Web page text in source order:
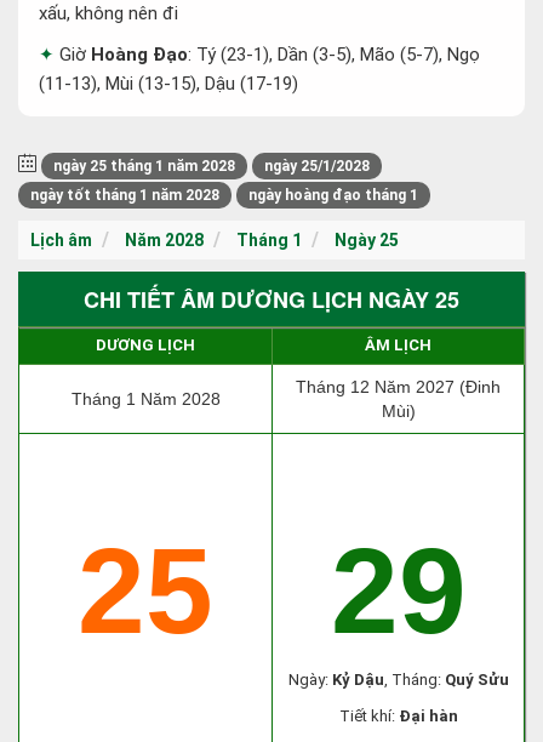
xấu, không nên đi
Giờ Hoàng Đạo: Tý (23-1), Dần (3-5), Mão (5-7), Ngọ
(11-13), Mùi (13-15), Dậu (17-19)
ngày 25 tháng 1 năm 2028
ngày 25/1/2028
ngày tốt tháng 1 năm 2028
ngày hoàng đạo tháng 1
Lịch âm Năm 2028 Tháng 1 Ngày 25
CHI TIẾT ÂM DƯƠNG LỊCH NGÀY 25
DƯƠNG LỊCH ÂM LỊCH
Tháng 1 Năm 2028
Tháng 12 Năm 2027 (Đinh
Mùi)
25 29
Ngày: Kỷ Dậu, Tháng: Quý Sửu
Tiết khí: Đại hàn